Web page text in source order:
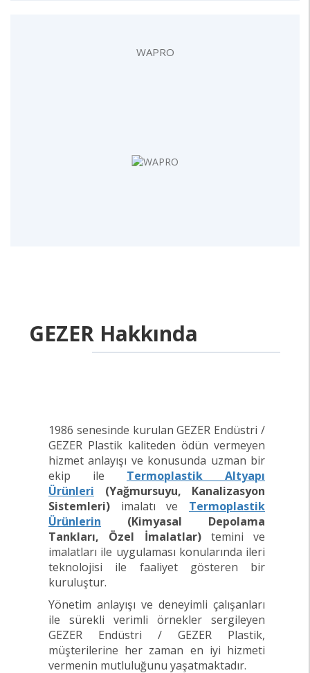
WAPRO
GEZER Hakkında
1986 senesinde kurulan GEZER Endüstri /
GEZER Plastik kaliteden ödün vermeyen
hizmet anlayışı ve konusunda uzman bir
ekip ile Termoplastik Altyapı
Ürünleri
(Yağmursuyu, Kanalizasyon
Sistemleri) imalatı ve Termoplastik
Ürünlerin
(Kimyasal Depolama
Tankları, Özel İmalatlar) temini ve
imalatları ile uygulaması konularında ileri
teknolojisi ile faaliyet gösteren bir
kuruluştur.
Yönetim anlayışı ve deneyimli çalışanları
ile sürekli verimli örnekler sergileyen
GEZER Endüstri / GEZER Plastik,
müşterilerine her zaman en iyi hizmeti
vermenin mutluluğunu yaşatmaktadır.